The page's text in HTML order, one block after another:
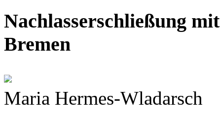
Nachlasserschließung
Bremen
Maria Hermes-Wladarsch